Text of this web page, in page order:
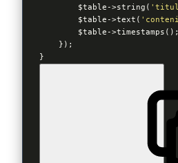
$table ->string(
$table ->text(
$table ->timestamps();
    });
}